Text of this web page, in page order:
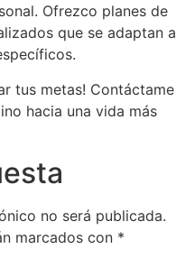
Ofrezco planes de
que se adaptan a
tus metas! Contáctame
hacia una vida más
no será publicada.
marcados con *